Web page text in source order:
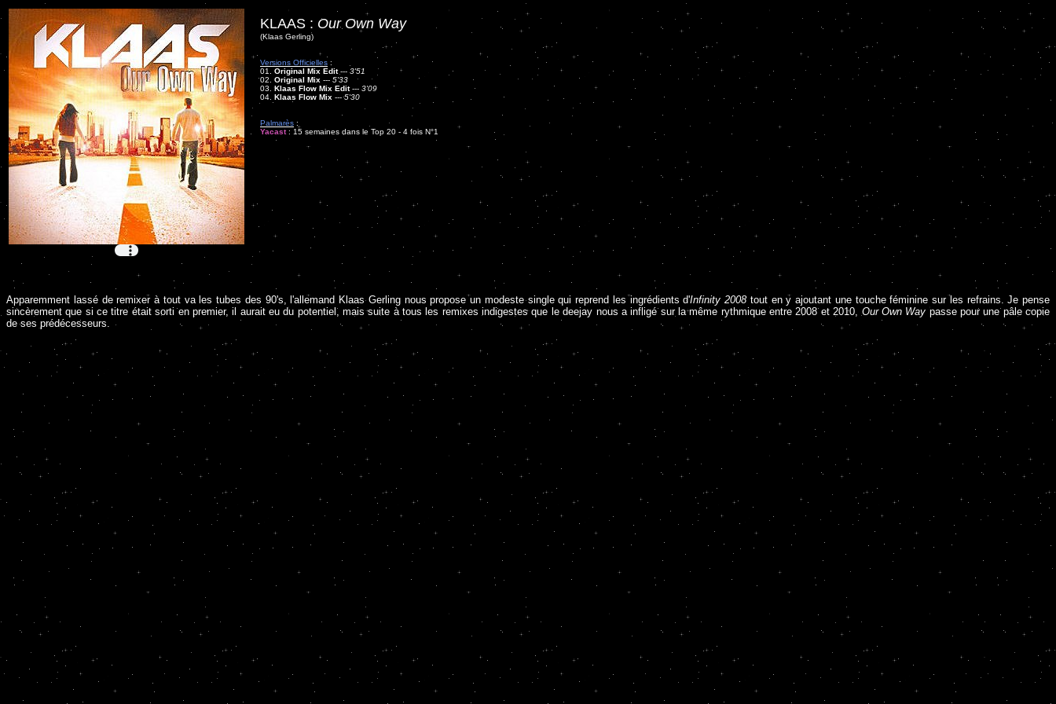
KLAAS : Our Own Way
(Klaas Gerling)
Versions Officielles :
01. Original Mix Edit--- 3'51
02. Original Mix --- 5'33
03.Klaas Flow Mix Edit--- 3'09
04. Klaas Flow Mix ---5'30
Palmarès :
Yacast: 15 semaines dans le Top 20 - 4 fois N°1
Apparemment lassé de remixer à tout va les tubes des 90's, l'allemand Klaas Gerling nous propose un modeste single qui reprend les ingrédients d'Infinity 2008tout en y ajoutant une touche féminine sur les refrains. Je pense
sincèrement que si ce titre était sorti en premier, il aurait eu du potentiel, mais suite à tous les remixes indigestes que le deejay nous a infligé sur la même rythmique entre 2008 et 2010, Our Own Way passe pour une pâle copie
de ses prédécesseurs.